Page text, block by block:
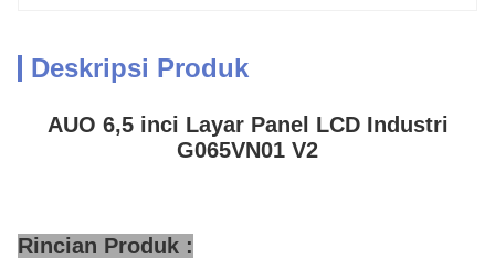
Deskripsi Produk
AUO 6,5 inci Layar Panel LCD Industri
G065VN01 V2
Rincian Produk :